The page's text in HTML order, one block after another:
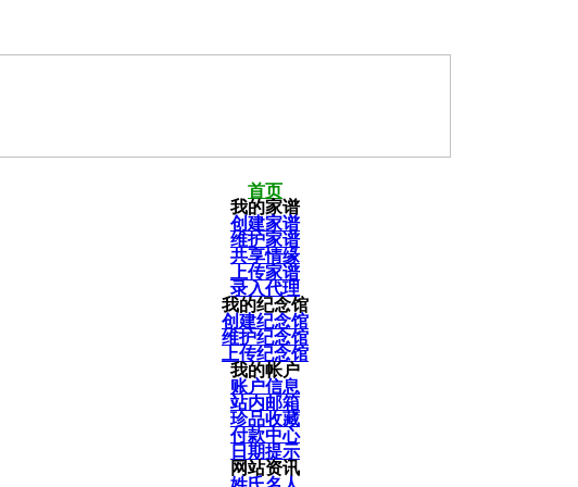
首页
我的家谱
创建家谱
维护家谱
共享情缘
上传家谱
录入代理
我的纪念馆
创建纪念馆
维护纪念馆
上传纪念馆
我的帐户
账户信息
站内邮箱
珍品收藏
付款中心
日期提示
网站资讯